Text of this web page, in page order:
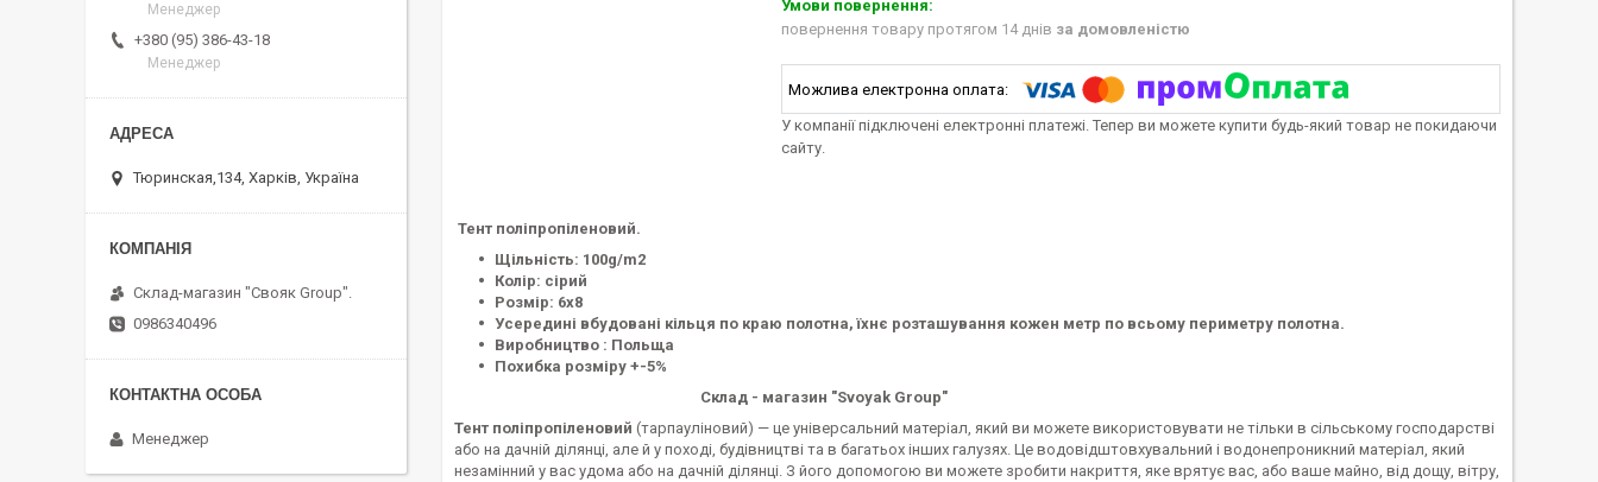
повернення товару протягом 14 днів за домовленістю
У компанії підключені електронні платежі. Тепер ви можете купити будь-який товар не покидаючи
сайту.
Тент поліпропіленовий.
Щільність: 100g/m2
Колір: сірий
Розмір: 6х8
Усередині вбудовані кільця по краю полотна, їхнє розташування кожен метр по всьому периметру полотна.
Виробництво : Польща
Похибка розміру +-5%
Склад - магазин "Svoyak Group"
Тент поліпропіленовий (тарпауліновий) — це універсальний матеріал, який ви можете використовувати не тільки в сільському господарстві
або на дачній ділянці, але й у поході, будівництві та в багатьох інших галузях. Це водовідштовхувальний і водонепроникний матеріал, який
незамінний у вас удома або на дачній ділянці. З його допомогою ви можете зробити накриття, яке врятує вас, або ваше майно, від дощу, вітру,
Менеджер
+380 (95) 386-43-18
Менеджер
Тюринская,134, Харків, Україна
Склад-магазин "Свояк Group".
0986340496
Менеджер